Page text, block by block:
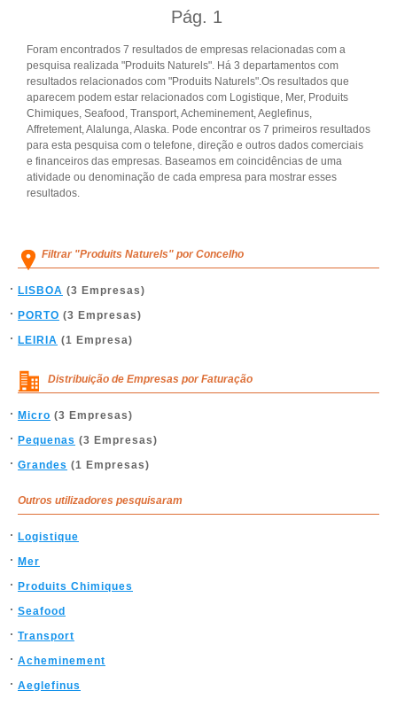
Pág. 1
Foram encontrados 7 resultados de empresas relacionadas com a
pesquisa realizada "Produits Naturels". Há 3 departamentos com
resultados relacionados com "Produits Naturels".Os resultados que
aparecem podem estar relacionados com Logistique, Mer, Produits
Chimiques, Seafood, Transport, Acheminement, Aeglefinus,
Affretement, Alalunga, Alaska. Pode encontrar os 7 primeiros resultados
para esta pesquisa com o telefone, direção e outros dados comerciais
e financeiros das empresas. Baseamos em coincidências de uma
atividade ou denominação de cada empresa para mostrar esses
resultados.
Filtrar "Produits Naturels" por Concelho
LISBOA (3 Empresas)
PORTO (3 Empresas)
LEIRIA (1 Empresa)
Distribuição de Empresas por Faturação
Micro (3 Empresas)
Pequenas (3 Empresas)
Grandes (1 Empresas)
Outros utilizadores pesquisaram
Logistique
Mer
Produits Chimiques
Seafood
Transport
Acheminement
Aeglefinus